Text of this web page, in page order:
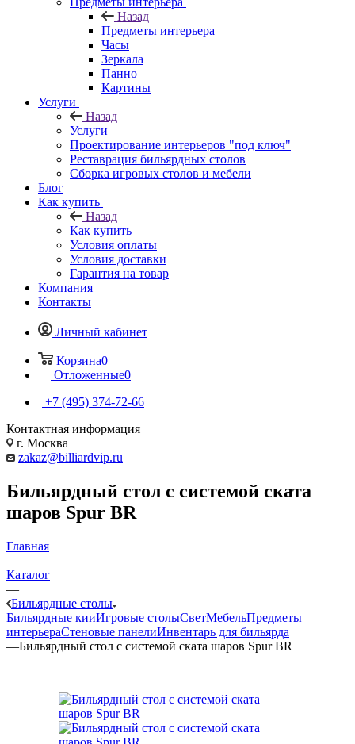
Назад
Предметы интерьера
Часы
Зеркала
Панно
Картины
Услуги
Назад
Услуги
Проектирование интерьеров "под ключ"
Реставрация бильярдных столов
Сборка игровых столов и мебели
Блог
Как купить
Назад
Как купить
Условия оплаты
Условия доставки
Гарантия на товар
Компания
Контакты
Личный кабинет
Корзина0
Отложенные0
+7 (495) 374-72-66
Контактная информация
г. Москва
zakaz@billiardvip.ru
Бильярдный стол с системой ската
шаров Spur BR
Главная
—
Каталог
—
Бильярдные столы
Бильярдные кииИгровые столыСветМебельПредметы
интерьераСтеновые панелиИнвентарь для бильярда
—Бильярдный стол с системой ската шаров Spur BR